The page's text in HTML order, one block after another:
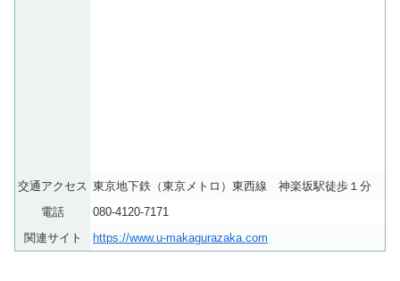
交通アクセス 東京地下鉄（東京メトロ）東西線 神楽坂駅徒歩１分
電話
080-4120-7171
関連サイト
https://www.u-makagurazaka.com